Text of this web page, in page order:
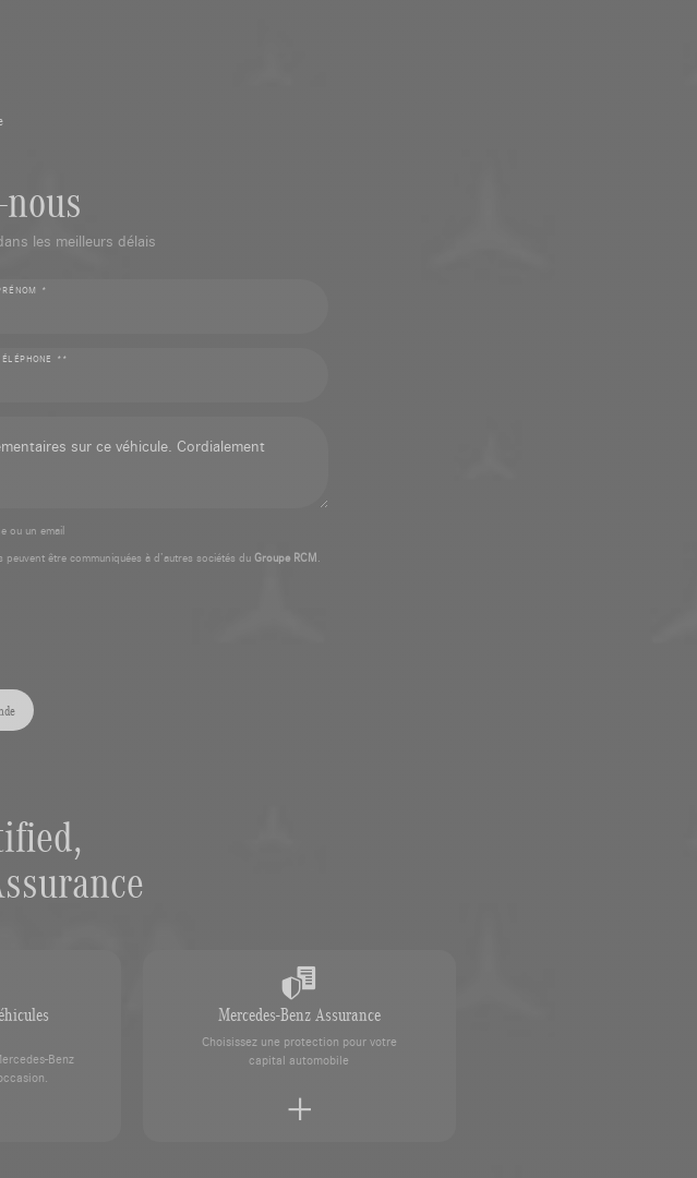
les meilleurs délais
*
**
ou un email
être communiquées à d’autres sociétés du Groupe RCM.
Benz
Mercedes-Benz Assurance
Choisissez une protection pour votre
capital automobile